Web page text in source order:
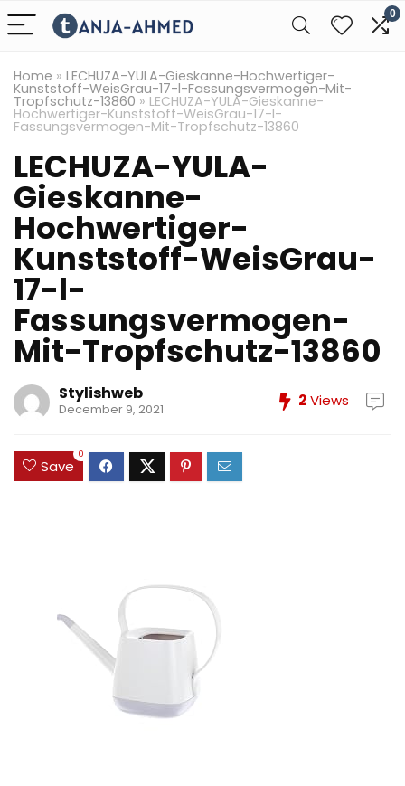
0
Home » LECHUZA-YULA-Gieskanne-Hochwertiger-
Kunststoff-WeisGrau-17-l-Fassungsvermogen-Mit-
Tropfschutz-13860 » LECHUZA-YULA-Gieskanne-
Hochwertiger-Kunststoff-WeisGrau-17-l-
Fassungsvermogen-Mit-Tropfschutz-13860
LECHUZA-YULA-
Gieskanne-
Hochwertiger-
Kunststoff-WeisGrau-
17-l-
Fassungsvermogen-
Mit-Tropfschutz-13860
Stylishweb
December 9, 2021 2Views
Save
0